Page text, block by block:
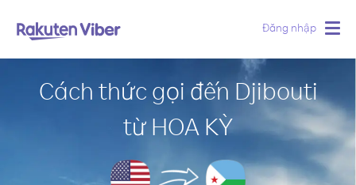
Đăng nhập
Cách thức gọi đến Djibouti
từ HOA KỲ